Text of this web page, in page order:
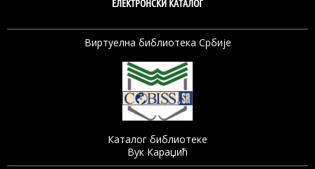
ЕЛЕКТРОНСКИ КАТАЛОГ
Виртуелна библиотека Србије
Каталог библиотеке
Вук Караџић